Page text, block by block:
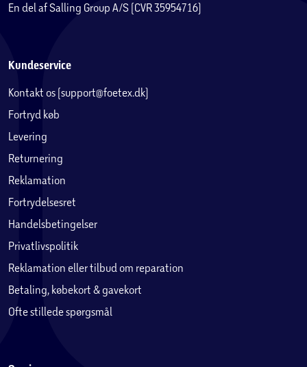
En del af Salling Group A/S (CVR 35954716)
Kundeservice
Kontakt os (support@foetex.dk)
Fortryd køb
Levering
Returnering
Reklamation
Fortrydelsesret
Handelsbetingelser
Privatlivspolitik
Reklamation eller tilbud om reparation
Betaling, købekort & gavekort
Ofte stillede spørgsmål